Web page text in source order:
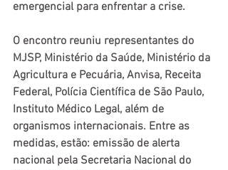
emergencial para enfrentar a crise.
O encontro reuniu representantes do
MJSP, Ministério da Saúde, Ministério da
Agricultura e Pecuária, Anvisa, Receita
Federal, Polícia Científica de São Paulo,
Instituto Médico Legal, além de
organismos internacionais. Entre as
medidas, estão: emissão de alerta
nacional pela Secretaria Nacional do